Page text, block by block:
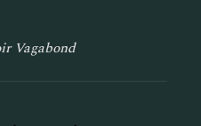
Vagabond